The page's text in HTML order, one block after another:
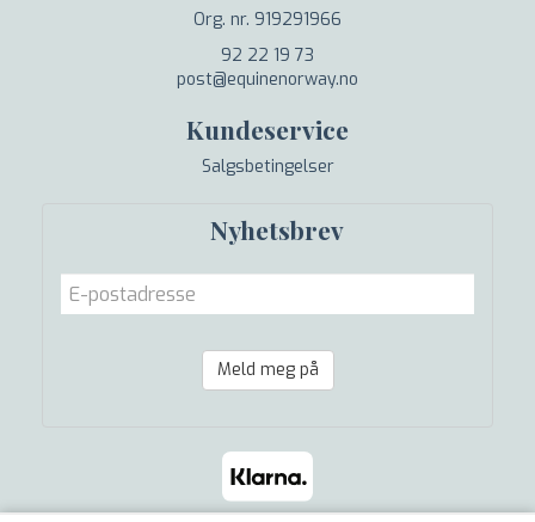
Org. nr. 919291966
92 22 19 73
post@equinenorway.no
Kundeservice
Salgsbetingelser
Nyhetsbrev
Meld meg på